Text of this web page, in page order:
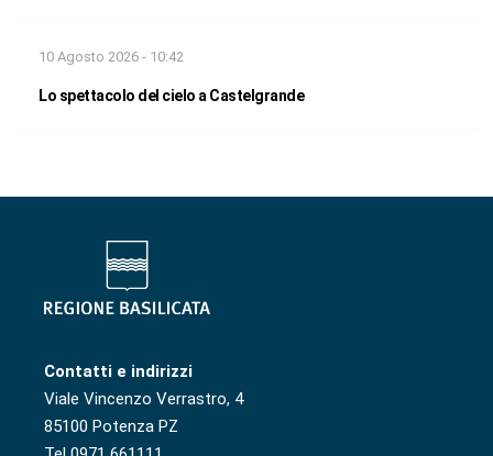
10 Agosto 2026 - 10:42
Lo spettacolo del cielo a Castelgrande
Contatti e indirizzi
Viale Vincenzo Verrastro, 4
85100 Potenza PZ